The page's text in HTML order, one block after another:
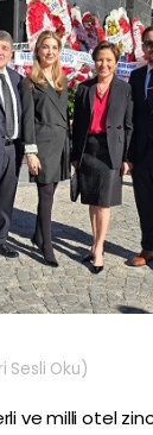
Sesli Oku)
ve milli otel